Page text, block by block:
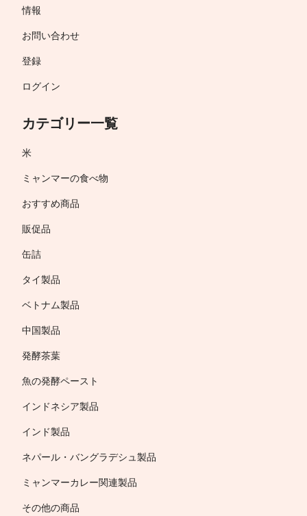
情報
お問い合わせ
登録
ログイン
カテゴリー一覧
米
ミャンマーの食べ物
おすすめ商品
販促品
缶詰
タイ製品
ベトナム製品
中国製品
発酵茶葉
魚の発酵ペースト
インドネシア製品
インド製品
ネパール・バングラデシュ製品
ミャンマーカレー関連製品
その他の商品